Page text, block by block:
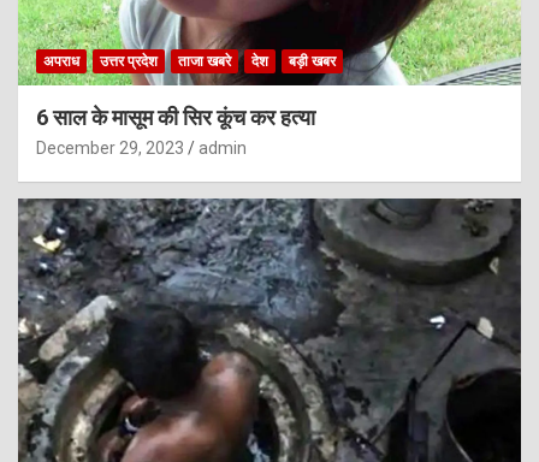
अपराध उत्तर प्रदेश ताजा खबरे देश बड़ी खबर
6 साल के मासूम की सिर कूंच कर हत्या
December 29, 2023 admin